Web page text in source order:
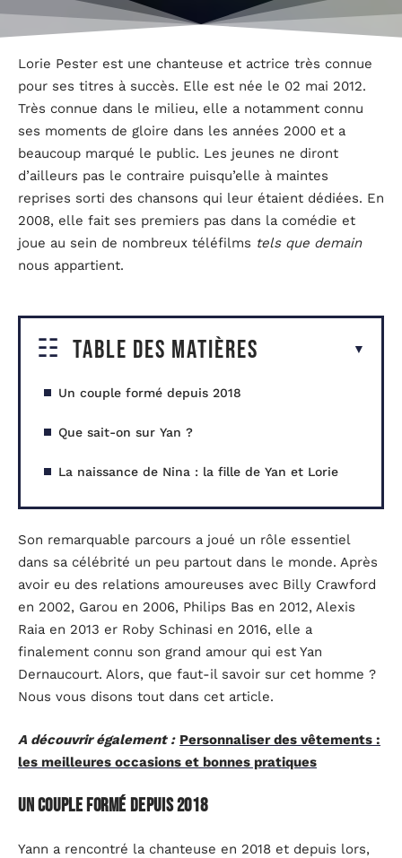
Lorie Pester est une chanteuse et actrice très connue
pour ses titres à succès. Elle est née le 02 mai 2012.
Très connue dans le milieu, elle a notamment connu
ses moments de gloire dans les années 2000 et a
beaucoup marqué le public. Les jeunes ne diront
d’ailleurs pas le contraire puisqu’elle à maintes
reprises sorti des chansons qui leur étaient dédiées. En
2008, elle fait ses premiers pas dans la comédie et
joue au sein de nombreux téléfilms tels que demain
nous appartient.
Table des matières
Un couple formé depuis 2018
Que sait-on sur Yan ?
La naissance de Nina : la fille de Yan et Lorie
Son remarquable parcours a joué un rôle essentiel
dans sa célébrité un peu partout dans le monde. Après
avoir eu des relations amoureuses avec Billy Crawford
en 2002, Garou en 2006, Philips Bas en 2012, Alexis
Raia en 2013 er Roby Schinasi en 2016, elle a
finalement connu son grand amour qui est Yan
Dernaucourt. Alors, que faut-il savoir sur cet homme ?
Nous vous disons tout dans cet article.
A découvrir également : Personnaliser des vêtements :
les meilleures occasions et bonnes pratiques
Un couple formé depuis 2018
Yann a rencontré la chanteuse en 2018 et depuis lors,